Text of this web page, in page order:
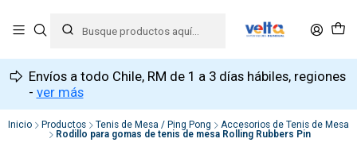
Envíos a todo Chile, RM de 1 a 3 días hábiles, regiones
- ver más
Inicio Productos Tenis de Mesa / Ping Pong
Accesorios de Tenis de Mesa
Rodillo para gomas de tenis de mesa Rolling Rubbers Pin